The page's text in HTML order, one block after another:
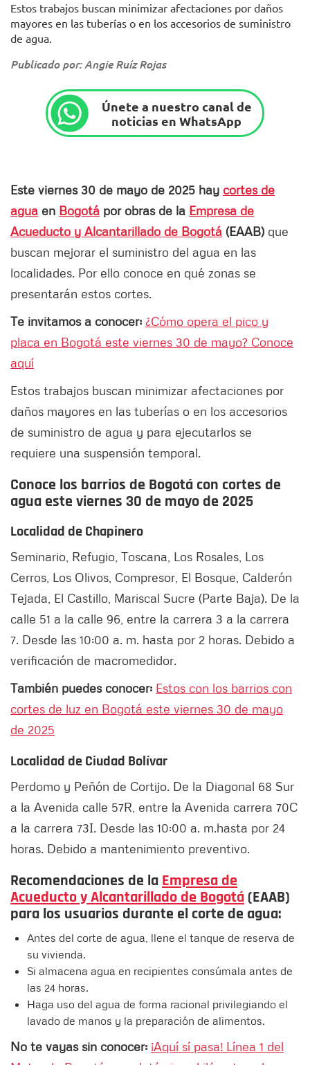
Estos trabajos buscan minimizar afectaciones por daños
mayores en las tuberías o en los accesorios de suministro
de agua.
Publicado por: Angie Ruíz Rojas
Únete a nuestro canal de
noticias en WhatsApp
Este viernes 30 de mayo de 2025 hay cortes de
agua en Bogotá por obras de la Empresa de
Acueducto y Alcantarillado de Bogotá (EAAB) que
buscan mejorar el suministro del agua en las
localidades. Por ello conoce en qué zonas se
presentarán estos cortes.
Te invitamos a conocer: ¿Cómo opera el pico y
placa en Bogotá este viernes 30 de mayo? Conoce
aquí
Estos trabajos buscan minimizar afectaciones por
daños mayores en las tuberías o en los accesorios
de suministro de agua y para ejecutarlos se
requiere una suspensión temporal.
Conoce los barrios de Bogotá con cortes de
agua este viernes 30 de mayo de 2025
Localidad de Chapinero
Seminario, Refugio, Toscana, Los Rosales, Los
Cerros, Los Olivos, Compresor, El Bosque, Calderón
Tejada, El Castillo, Mariscal Sucre (Parte Baja). De la
calle 51 a la calle 96, entre la carrera 3 a la carrera
7. Desde las 10:00 a. m. hasta por 2 horas. Debido a
verificación de macromedidor.
También puedes conocer: Estos con los barrios con
cortes de luz en Bogotá este viernes 30 de mayo
de 2025
Localidad de Ciudad Bolívar
Perdomo y Peñón de Cortijo. De la Diagonal 68 Sur
a la Avenida calle 57R, entre la Avenida carrera 70C
a la carrera 73I. Desde las 10:00 a. m.hasta por 24
horas. Debido a mantenimiento preventivo.
Recomendaciones de la Empresa de
Acueducto y Alcantarillado de Bogotá (EAAB)
para los usuarios durante el corte de agua:
Antes del corte de agua, llene el tanque de reserva de
su vivienda.
Si almacena agua en recipientes consúmala antes de
las 24 horas.
Haga uso del agua de forma racional privilegiando el
lavado de manos y la preparación de alimentos.
No te vayas sin conocer: ¡Aquí sí pasa! Línea 1 del